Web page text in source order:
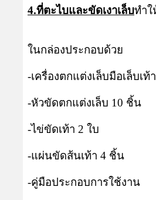
4.ที่ตะไบและขัดเงาเล็บทำใ
ในกล่องประกอบด้วย
-เครื่องตกแต่งเล็บมือเล็บเท้
-หัวขัดตกแต่งเล็บ 10 ชิ้น
-ไข่ขัดเท้า 2 ใบ
-แผ่นขัดส้นเท้า 4 ชิ้น
-คู่มือประกอบการใช้งาน